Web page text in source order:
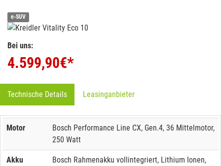
e-SUV
Bei uns:
4.599,90€*
Technische Details Leasinganbieter
Motor
Bosch Performance Line CX, Gen.4, 36 Mittelmotor,
250 Watt
Akku
Bosch Rahmenakku vollintegriert, Lithium Ionen,